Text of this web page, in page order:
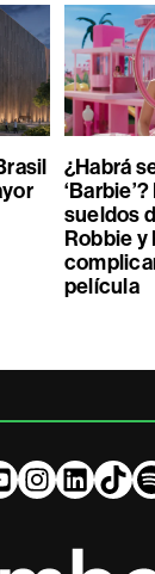
¿Habrá
sueldos
Robbie y
película